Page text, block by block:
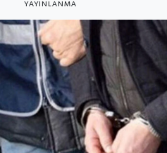
YAYINLANMA